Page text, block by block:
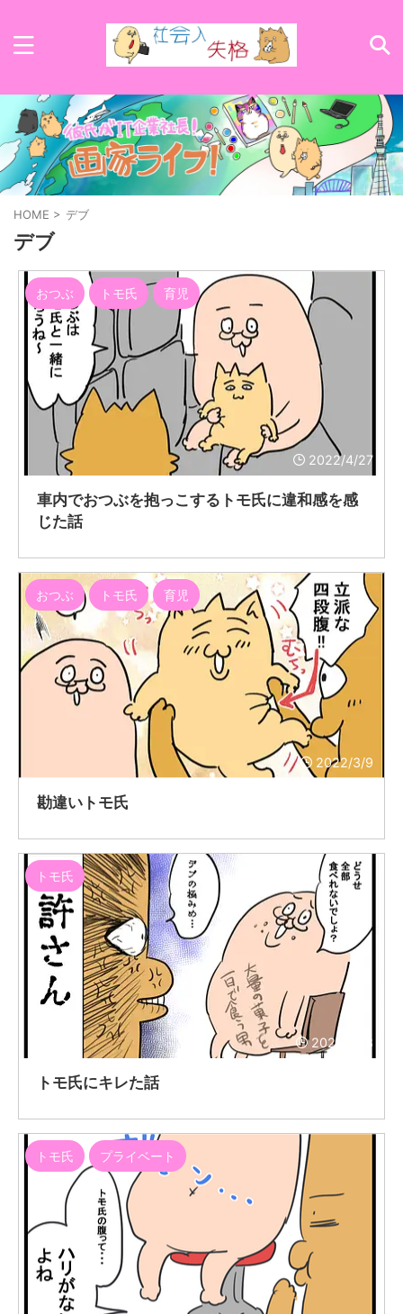
HOME > デブ
デブ
2022/4/27
おつぶ トモ氏 育児
車内でおつぶを抱っこするトモ氏に違和感を感
じた話
2022/3/9
おつぶ トモ氏 育児
勘違いトモ氏
2021/12/8
トモ氏
トモ氏にキレた話
トモ氏 プライベート